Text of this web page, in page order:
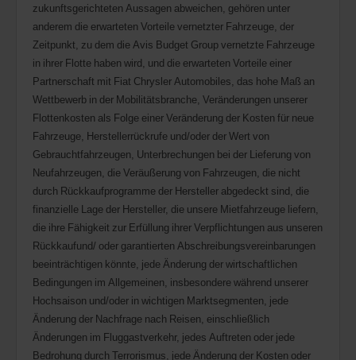
zukunftsgerichteten Aussagen abweichen, gehören unter
anderem die erwarteten Vorteile vernetzter Fahrzeuge, der
Zeitpunkt, zu dem die Avis Budget Group vernetzte Fahrzeuge
in ihrer Flotte haben wird, und die erwarteten Vorteile einer
Partnerschaft mit Fiat Chrysler Automobiles, das hohe Maß an
Wettbewerb in der Mobilitätsbranche, Veränderungen unserer
Flottenkosten als Folge einer Veränderung der Kosten für neue
Fahrzeuge, Herstellerrückrufe und/oder der Wert von
Gebrauchtfahrzeugen, Unterbrechungen bei der Lieferung von
Neufahrzeugen, die Veräußerung von Fahrzeugen, die nicht
durch Rückkaufprogramme der Hersteller abgedeckt sind, die
finanzielle Lage der Hersteller, die unsere Mietfahrzeuge liefern,
die ihre Fähigkeit zur Erfüllung ihrer Verpflichtungen aus unseren
Rückkaufund/ oder garantierten Abschreibungsvereinbarungen
beeinträchtigen könnte, jede Änderung der wirtschaftlichen
Bedingungen im Allgemeinen, insbesondere während unserer
Hochsaison und/oder in wichtigen Marktsegmenten, jede
Änderung der Nachfrage nach Reisen, einschließlich
Änderungen im Fluggastverkehr, jedes Auftreten oder jede
Bedrohung durch Terrorismus, jede Änderung der Kosten oder